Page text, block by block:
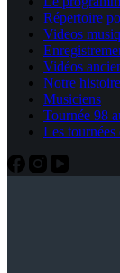
Répertoire
Videos
Vidéos
Notre histoire
Musiciens
Tournée 98
Les tournées